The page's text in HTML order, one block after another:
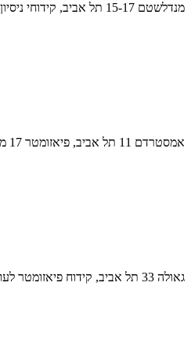
מנדלשטם 15-17 תל אביב, קידוחי ניסיון לעומק של 25 מטר
אמסטרדם 11 תל אביב, פיאזומטר 17 מטר
גאולה 33 תל אביב, קידוח פיאזומטר לעומק 15 מטר, שוחת כביש